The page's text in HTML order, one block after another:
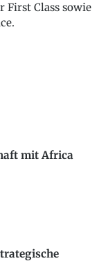
First Class sowie
mit Africa